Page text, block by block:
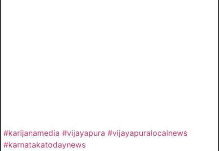
#karijanamedia #vijayapura #vijayapuralocalnews
#karnatakatodaynews